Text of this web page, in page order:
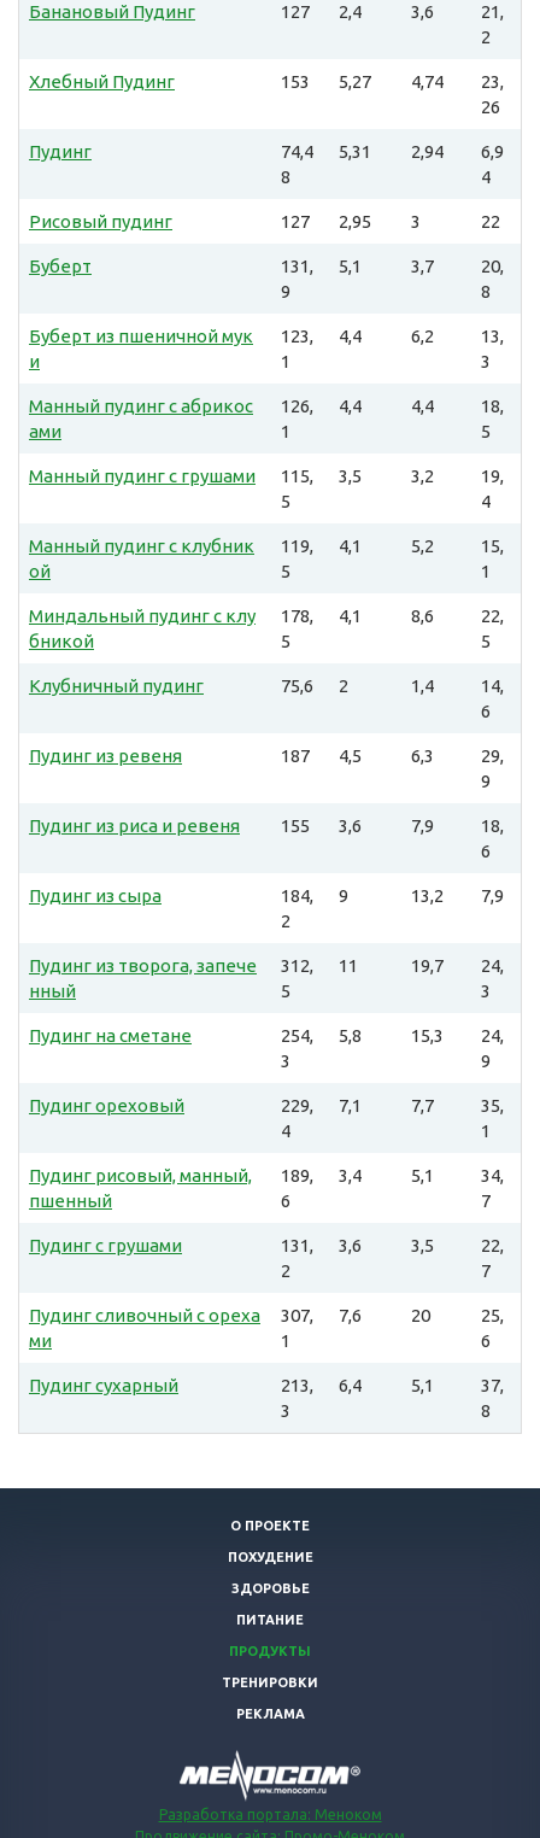
Банановый Пудинг 127 2,4 3,6
21,
2
Хлебный Пудинг 153 5,27 4,74
23,
26
Пудинг
74,4
8
5,31 2,94
6,9
4
Рисовый пудинг 127 2,95 3 22
Буберт
131,
9
5,1 3,7
20,
8
Буберт из пшеничной мук
и
123,
1
4,4 6,2
13,
3
Манный пудинг с абрикос
ами
126,
1
4,4 4,4
18,
5
Манный пудинг с грушами
115,
5
3,5 3,2
19,
4
Манный пудинг с клубник
ой
119,
5
4,1 5,2
15,
1
Миндальный пудинг с клу
бникой
178,
5
4,1 8,6
22,
5
Клубничный пудинг 75,6 2 1,4
14,
6
Пудинг из ревеня 187 4,5 6,3
29,
9
Пудинг из риса и ревеня 155 3,6 7,9
18,
6
Пудинг из сыра
184,
2
9 13,2 7,9
Пудинг из творога, запече
нный
312,
5
11 19,7
24,
3
Пудинг на сметане
254,
3
5,8 15,3
24,
9
Пудинг ореховый
229,
4
7,1 7,7
35,
1
Пудинг рисовый, манный,
пшенный
189,
6
3,4 5,1
34,
7
Пудинг с грушами
131,
2
3,6 3,5
22,
7
Пудинг сливочный с ореха
ми
307,
1
7,6 20
25,
6
Пудинг сухарный
213,
3
6,4 5,1
37,
8
О ПРОЕКТЕ
ПОХУДЕНИЕ
ЗДОРОВЬЕ
ПИТАНИЕ
ПРОДУКТЫ
ТРЕНИРОВКИ
РЕКЛАМА
Разработка портала: Меноком